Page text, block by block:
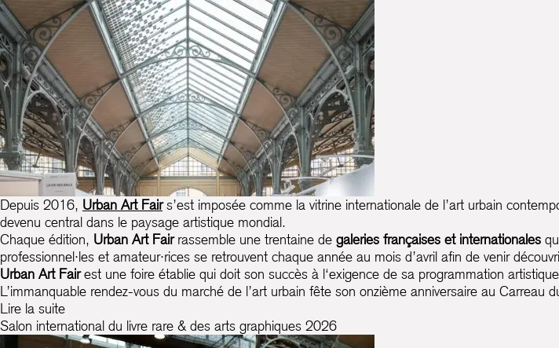
Depuis 2016, Urban Art Fairs’est imposée comme la vitrine internationale de l’art urbain
devenu central dans le paysage artistique mondial.
Chaque édition, Urban Art Fairrassemble une trentaine de galeries françaises et internationales
professionnel·les et amateur·rices se retrouvent chaque année au mois d’avril afin de venir
Urban Art Fairest une foire établie qui doit son succès à l‘exigence de sa programmation
L’immanquable rendez-vous du marché de l’art urbain fête son onzième anniversaire au
Lire la suite
Salon international du livre rare & des arts graphiques 2026